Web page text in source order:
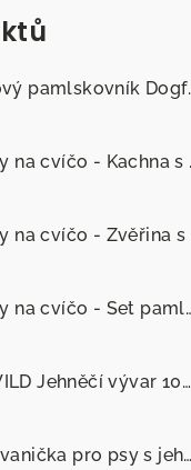
Dogfitnessky
BOHEMIA WILD Jehněčí vývar 100 ml
Marp Lamb vanička pro psy s jehněčím